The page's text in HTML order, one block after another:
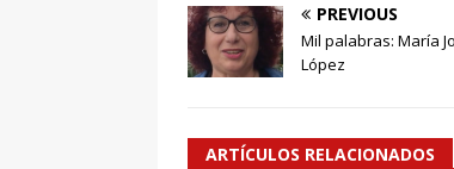
PREVIOUS
Mil palabras: María
López
ARTÍCULOS RELACIONADOS